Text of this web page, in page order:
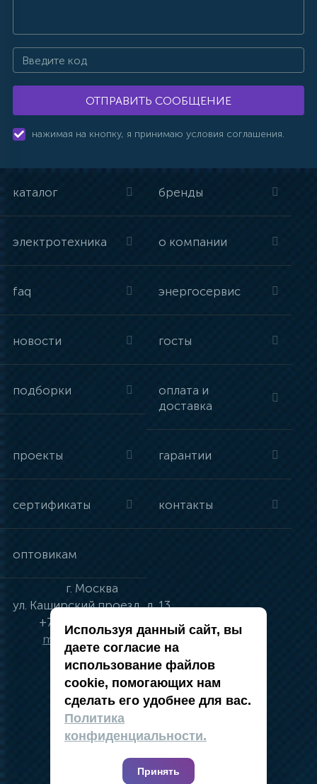
ОТПРАВИТЬ СООБЩЕНИЕ
нажимая на кнопку, я принимаю условия соглашения.
каталог бренды
электротехника о компании
faq энергосервис
новости госты
подборки
оплата и
доставка
проекты гарантии
сертификаты контакты
оптовикам
г. Москва
ул. Каширский проезд, д. 13
+7 (495) 134-41-83
moskva@vincci.ru
политика в отношении обработки
персональных данных
публичная оферта
карта сайта
Используя данный сайт, вы
даете согласие на
использование файлов
cookie, помогающих нам
сделать его удобнее для вас.
Политика
конфиденциальности.
Принять